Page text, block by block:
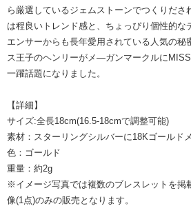
ら厳選しているジェムストーンでつくりださ
は程良いトレンド感と、ちょっぴり個性的な
エンサーからも長年愛用されている人気の秘
ス王子のヘンリーがメ―ガンマークルに
一躍話題になりました。
【詳細】
サイズ:全長18cm(16.5-18cmで調整可能)
素材：スターリングシルバーに18Kゴールド
色：ゴールド
重量：約2g
※イメージ写真では複数のブレスレットを掲
像(1点)のみの販売となります。